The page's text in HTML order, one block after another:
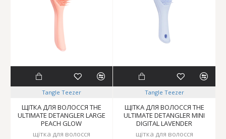
Tangle Teezer
ЩІТКА ДЛЯ ВОЛОССЯ THE
ULTIMATE DETANGLER LARGE
PEACH GLOW
щітка для волосся
Tangle Teezer
ЩІТКА ДЛЯ ВОЛОССЯ THE
ULTIMATE DETANGLER MINI
DIGITAL LAVENDER
щітка для волосся